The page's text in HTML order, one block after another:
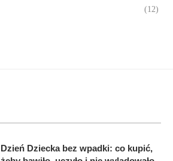
(12)
Dzień Dziecka bez wpadki: co kupić,